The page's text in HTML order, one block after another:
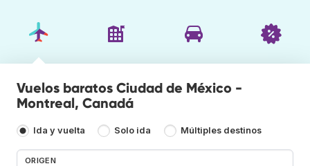
Vuelos baratos Ciudad de México -
Montreal, Canadá
Ida y vuelta Solo ida Múltiples destinos
ORIGEN